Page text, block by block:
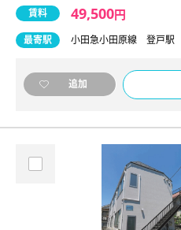
賃料 49,500円
最寄駅 小田急小田原線 登戸
追加